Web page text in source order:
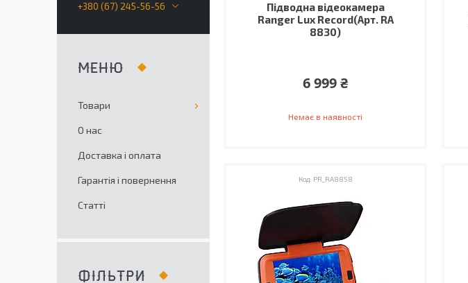
Підводна відеокамера
Ranger Lux Record(Арт. RA
8830)
6 999 ₴
Немає в наявності
PR_RA8858
+380 (67) 245-56-56
Товари
О нас
Доставка і оплата
Гарантія і повернення
Статті
ФІЛЬТРИ